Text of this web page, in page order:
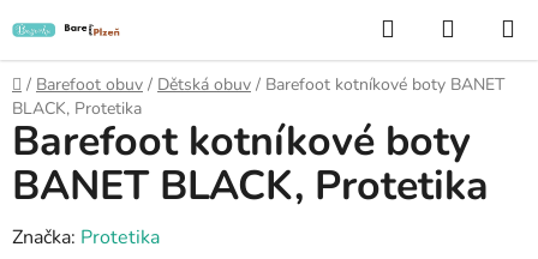
na
obsah
Hledat
KOŠÍK
Domů
/ Barefoot obuv / Dětská obuv / Barefoot kotníkové boty BANET
BLACK, Protetika
Barefoot kotníkové boty
BANET BLACK, Protetika
Značka: Protetika